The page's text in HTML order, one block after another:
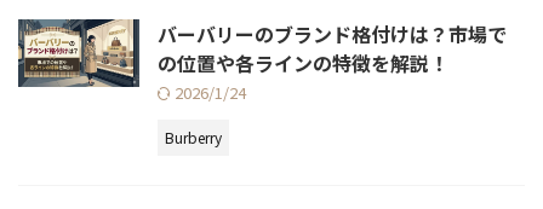
バーバリーのブランド格付けは？市場で
の位置や各ラインの特徴を解説！
2026/1/24
Burberry